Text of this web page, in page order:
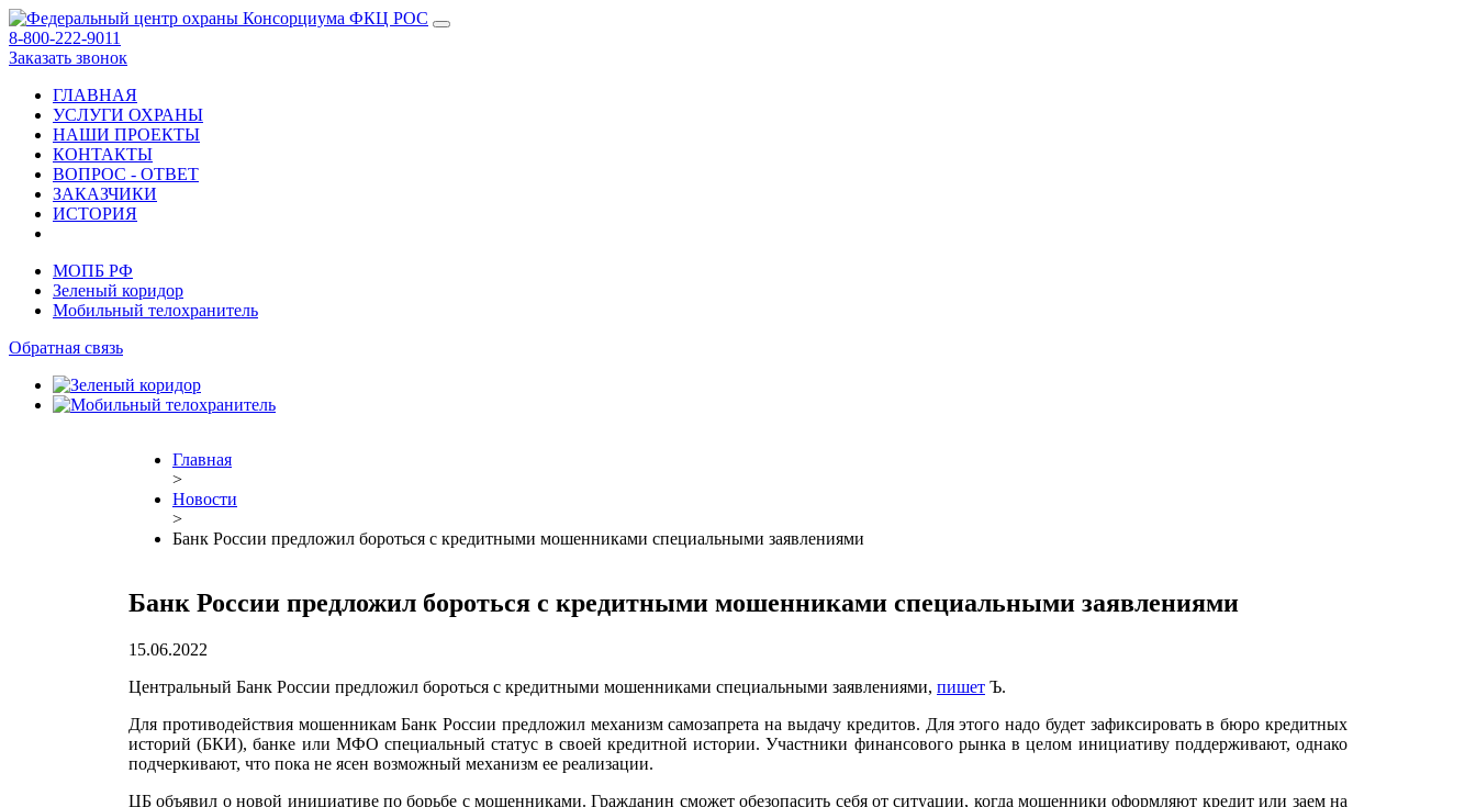
8-800-222-9011
Заказать звонок
ГЛАВНАЯ
УСЛУГИ ОХРАНЫ
НАШИ ПРОЕКТЫ
КОНТАКТЫ
ВОПРОС - ОТВЕТ
ЗАКАЗЧИКИ
ИСТОРИЯ
МОПБ РФ
Зеленый коридор
Мобильный телохранитель
Обратная связь
Главная
>
Новости
>
Банк России предложил бороться с кредитными мошенниками специальными заявлениями
Банк России предложил бороться с кредитными мошенниками специальными заявлениями
15.06.2022
Центральный Банк России предложил бороться с кредитными мошенниками специальными заявлениями, пишет Ъ.
Для противодействия мошенникам Банк России предложил механизм самозапрета на выдачу кредитов. Для этого надо будет зафиксировать в бюро кредитных
историй (БКИ), банке или МФО специальный статус в своей кредитной истории. Участники финансового рынка в целом инициативу поддерживают, однако
подчеркивают, что пока не ясен возможный механизм ее реализации.
ЦБ объявил о новой инициативе по борьбе с мошенниками. Гражданин сможет обезопасить себя от ситуации, когда мошенники оформляют кредит или заем на